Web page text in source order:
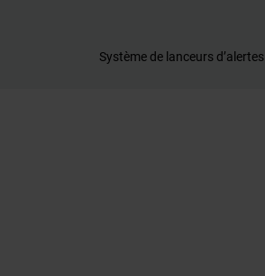
Système de lanceurs d’alertes